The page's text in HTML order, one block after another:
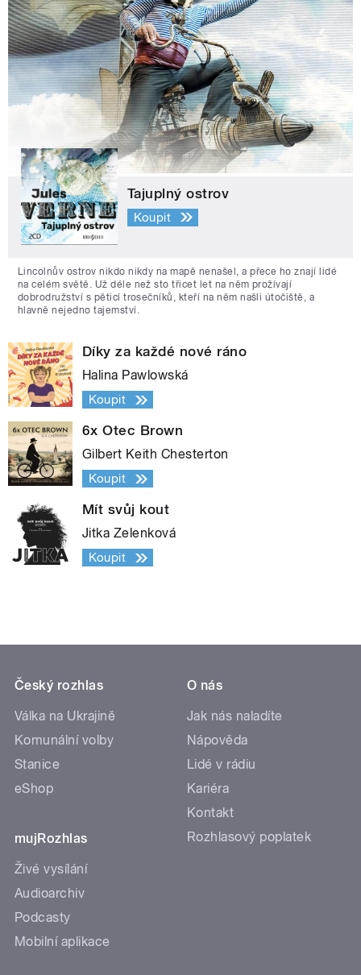
Tajuplný ostrov
Koupit
Lincolnův ostrov nikdo nikdy na mapě nenašel, a přece ho znají lidé
na celém světě. Už déle než sto třicet let na něm prožívají
dobrodružství s pěticí trosečníků, kteří na něm našli útočiště, a
hlavně nejedno tajemství.
Díky za každé nové ráno
Halina Pawlowská
Koupit
6x Otec Brown
Gilbert Keith Chesterton
Koupit
Mít svůj kout
Jitka Zelenková
Koupit
Český rozhlas
Válka na Ukrajině
Komunální volby
Stanice
eShop
mujRozhlas
Živé vysílání
Audioarchiv
Podcasty
Mobilní aplikace
O nás
Jak nás naladíte
Nápověda
Lidé v rádiu
Kariéra
Kontakt
Rozhlasový poplatek